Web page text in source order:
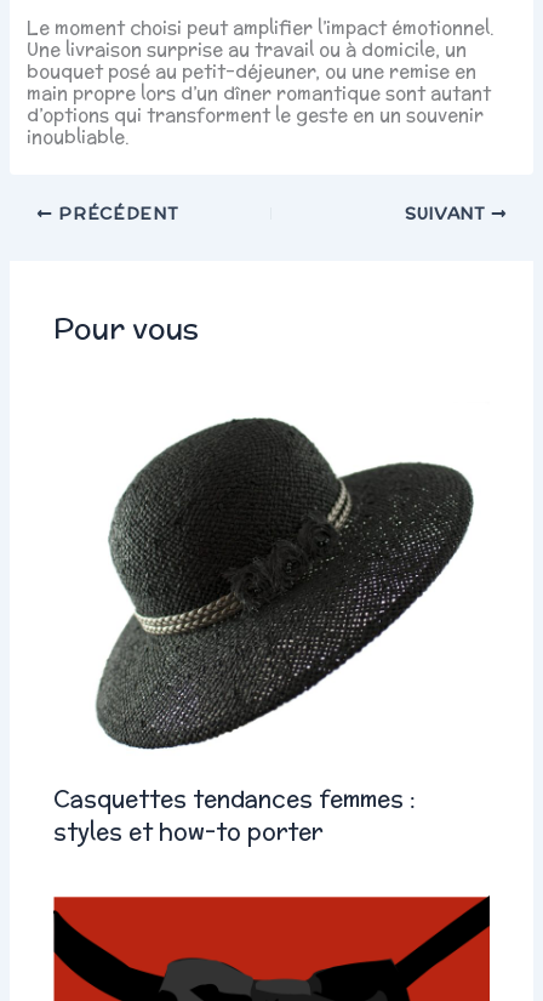
Le moment choisi peut amplifier l’impact émotionnel.
Une livraison surprise au travail ou à domicile, un
bouquet posé au petit-déjeuner, ou une remise en
main propre lors d’un dîner romantique sont autant
d’options qui transforment le geste en un souvenir
inoubliable.
PRÉCÉDENT SUIVANT
Pour vous
Casquettes tendances femmes :
styles et how-to porter